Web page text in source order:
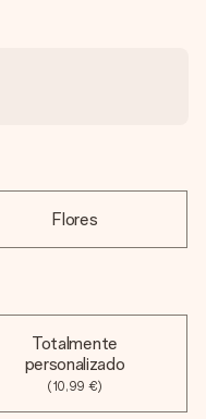
Flores
Totalmente
personalizado
(10,99 €)